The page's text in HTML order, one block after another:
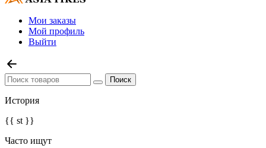
Мои заказы
Мой профиль
Выйти
История
{{ st }}
Часто ищут